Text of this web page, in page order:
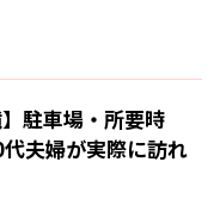
】駐車場・所要時
夫婦が実際に訪れ